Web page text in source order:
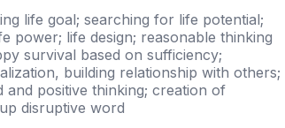
life goal; searching for life potential;
power; life design; reasonable thinking
survival based on sufficiency;
building relationship with others;
positive thinking; creation of
disruptive word